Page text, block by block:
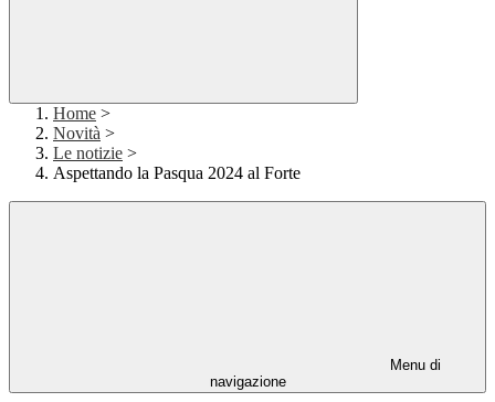
Home >
Novità >
Le notizie >
Aspettando la Pasqua 2024 al Forte
Menu di
navigazione